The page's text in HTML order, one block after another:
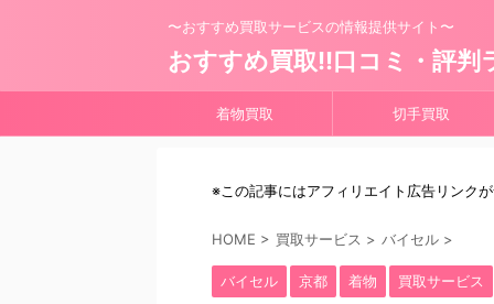
〜おすすめ買取サービスの情報提供サイト〜
おすすめ買取!!口コミ・評判
着物買取 切手買取
※この記事にはアフィリエイト広告リンク
HOME > 買取サービス > バイセル >
バイセル 京都 着物 買取サービス